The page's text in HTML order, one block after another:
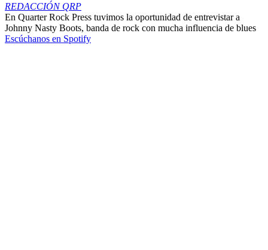
REDACCIÓN QRP
En Quarter Rock Press tuvimos la oportunidad de entrevistar a
Johnny Nasty Boots, banda de rock con mucha influencia de blues
Escúchanos en Spotify